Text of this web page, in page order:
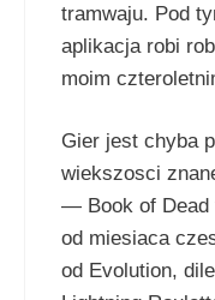
tramwaju. Pod
aplikacja robi
moim
Gier jest chyba
wiekszosci
— Book of Dead
od miesiaca
od Evolution,